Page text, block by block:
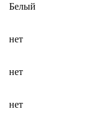
Белый
нет
нет
нет